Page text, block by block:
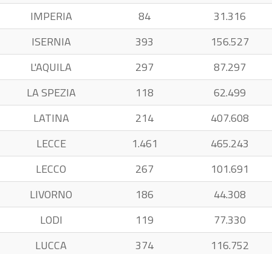
IMPERIA
84
31.316
ISERNIA
393
156.527
L'AQUILA
297
87.297
LA SPEZIA
118
62.499
LATINA
214
407.608
LECCE
1.461
465.243
LECCO
267
101.691
LIVORNO
186
44.308
LODI
119
77.330
LUCCA
374
116.752